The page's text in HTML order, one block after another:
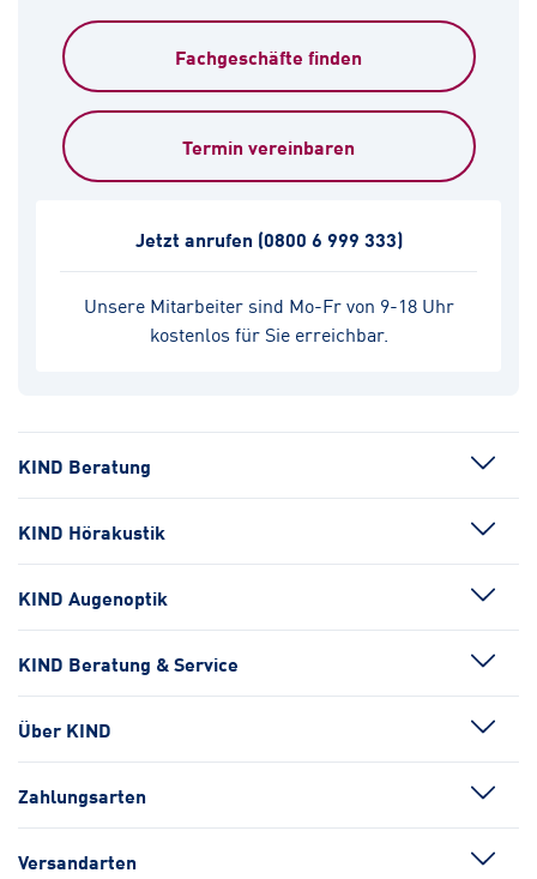
Fachgeschäfte finden
Termin vereinbaren
Unsere Mitarbeiter sind Mo-Fr von 9-18 Uhr
kostenlos für Sie erreichbar.
Jetzt anrufen (0800 6 999 333)
KIND Beratung
KIND Hörakustik
KIND Augenoptik
KIND Beratung & Service
Über KIND
Zahlungsarten
Versandarten